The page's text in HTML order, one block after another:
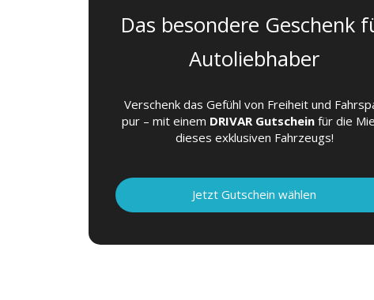
Das besondere Geschenk
Autoliebhaber
Verschenk das Gefühl von Freiheit und
pur – mit einem DRIVAR Gutscheinfür die
dieses exklusiven Fahrzeugs!
Jetzt Gutschein wählen